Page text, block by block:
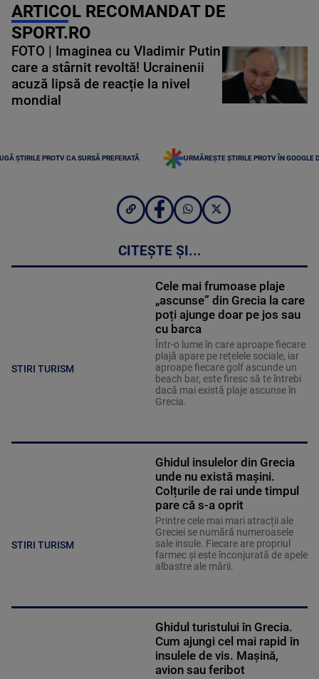
ARTICOL RECOMANDAT DE
SPORT.RO
FOTO | Imaginea cu Vladimir Putin
care a stârnit revoltă! Ucrainenii
acuză lipsă de reacție la nivel
mondial
ȘTIRILE PROTV CA SURSĂ PREFERATĂ URMĂREȘTE ȘTIRILE PROTV ÎN GOOGLE
CITEȘTE ȘI...
STIRI TURISM
Cele mai frumoase plaje
„ascunse” din Grecia la care
poți ajunge doar pe jos sau
cu barca
Într-o lume în care aproape fiecare
plajă apare pe rețelele sociale, iar
aproape fiecare golf ascunde un
beach bar, este firesc să te întrebi
dacă mai există plaje ascunse în
Grecia.
STIRI TURISM
Ghidul insulelor din Grecia
unde nu există mașini.
Colțurile de rai unde timpul
pare că s-a oprit
Printre cele mai mari atracții ale
Greciei se numără numeroasele
sale insule. Fiecare are propriul
farmec și este înconjurată de apele
albastre ale mării.
Ghidul turistului în Grecia.
Cum ajungi cel mai rapid în
insulele de vis. Mașină,
avion sau feribot